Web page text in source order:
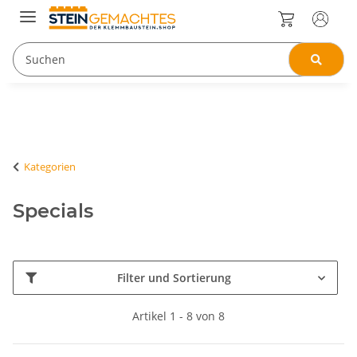
Kategorien
Specials
Filter und Sortierung
Artikel 1 - 8 von 8